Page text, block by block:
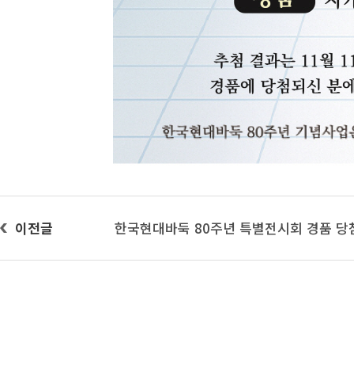
이전글 한국현대바둑 80주년 특별전시회 경품 당